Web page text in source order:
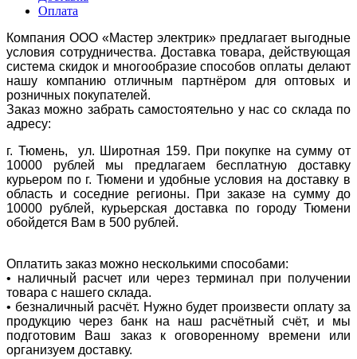
Оплата
Компания ООО «Мастер электрик» предлагает выгодные
условия сотрудничества. Доставка товара, действующая
система скидок и многообразие способов оплаты делают
нашу компанию отличным партнёром для оптовых и
розничных покупателей.
Заказ можно забрать самостоятельно у нас со склада по
адресу:
г. Тюмень, ул. Широтная 159. При покупке на сумму от
10000 рублей мы предлагаем бесплатную доставку
курьером по г. Тюмени и удобные условия на доставку в
область и соседние регионы. При заказе на сумму до
10000 рублей, курьерская доставка по городу Тюмени
обойдется Вам в 500 рублей.
Оплатить заказ можно несколькими способами:
• наличный расчет или через терминал при получении
товара с нашего склада.
• безналичный расчёт. Нужно будет произвести оплату за
продукцию через банк на наш расчётный счёт, и мы
подготовим Ваш заказ к оговоренному времени или
организуем доставку.